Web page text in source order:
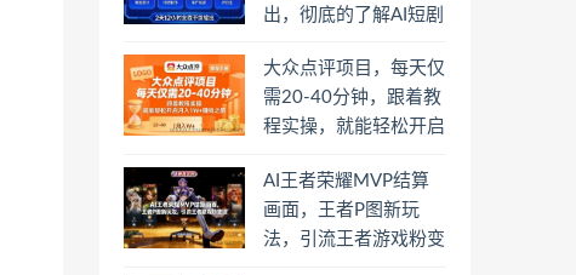
出，彻底的了解AI短剧
大众点评项目，每天仅
需20-40分钟，跟着教
程实操，就能轻松开启
AI王者荣耀MVP结算
画面，王者P图新玩
法，引流王者游戏粉变